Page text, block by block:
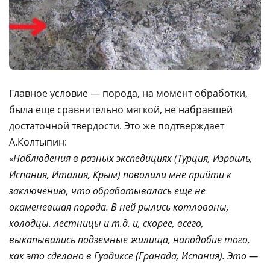
Главное условие — порода, на момент обработки,
была еще сравнительно мягкой, не набравшей
достаточной твердости. Это же подтверждает
А.Колтыпин:
«Наблюдения в разных экспедициях (Турция, Израиль,
Испания, Италия, Крым) поволили мне прийти к
заключению, что обрабатывалась еще не
окаменевшая порода. В ней рылись котлованы,
колодцы. лестницы и т.д. и, скорее, всего,
выкапывались подземные жилища, наподобие того,
как это сделано в Гуадиксе (Гранада, Испания). Это —